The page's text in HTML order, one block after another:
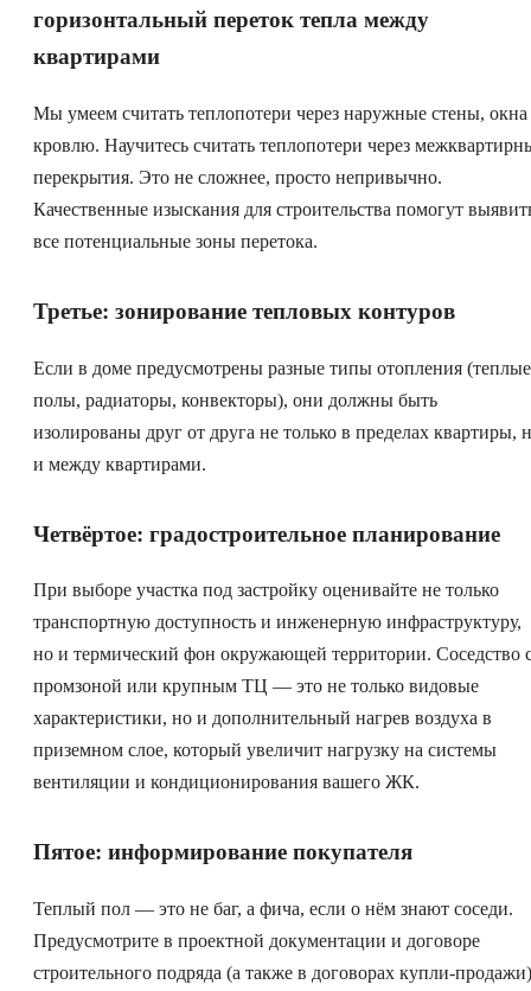
горизонтальный переток тепла между
квартирами
Мы умеем считать теплопотери через наружные стены,
кровлю. Научитесь считать теплопотери через
перекрытия. Это не сложнее, просто непривычно.
Качественные изыскания для строительства помогут
все потенциальные зоны перетока.
Третье: зонирование тепловых контуров
Если в доме предусмотрены разные типы отопления (теплые
полы, радиаторы, конвекторы), они должны быть
изолированы друг от друга не только в пределах квартиры,
и между квартирами.
Четвёртое: градостроительное планирование
При выборе участка под застройку оценивайте не только
транспортную доступность и инженерную инфраструктуру,
но и термический фон окружающей территории. Соседство
промзоной или крупным ТЦ — это не только видовые
характеристики, но и дополнительный нагрев воздуха в
приземном слое, который увеличит нагрузку на системы
вентиляции и кондиционирования вашего ЖК.
Пятое: информирование покупателя
Теплый пол — это не баг, а фича, если о нём знают соседи.
Предусмотрите в проектной документации и договоре
строительного подряда (а также в договорах купли-продажи)